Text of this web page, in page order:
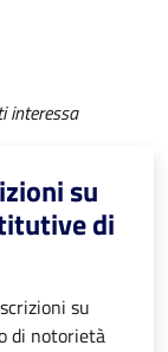
interessa
su
di
su
di notorietà